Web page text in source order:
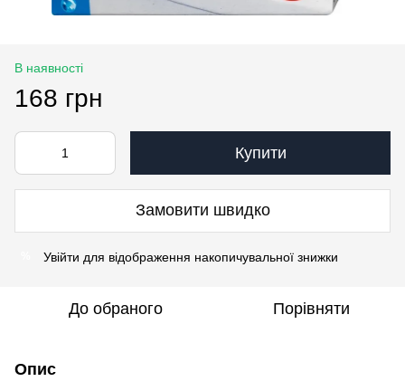
В наявності
168 грн
Купити
Замовити швидко
Увійти для відображення накопичувальної знижки
До обраного Порівняти
Опис